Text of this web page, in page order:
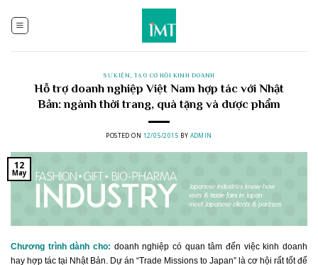
content
SỰ KIỆN , TẠO CƠ HỘI KINH DOANH
Hỗ trợ doanh nghiệp Việt Nam hợp tác với Nhật
Bản: ngành thời trang, quà tặng và dược phẩm
POSTED ON 12/05/2015 BY ADMIN
12
May
Chương trình dành cho: doanh nghiệp có quan tâm đến việc kinh doanh
hay hợp tác tại Nhật Bản. Dự án “Trade Missions to Japan” là cơ hội rất tốt để